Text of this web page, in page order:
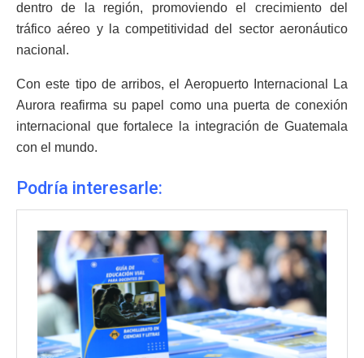
dentro de la región, promoviendo el crecimiento del
tráfico aéreo y la competitividad del sector aeronáutico
nacional.
Con este tipo de arribos, el Aeropuerto Internacional La
Aurora reafirma su papel como una puerta de conexión
internacional que fortalece la integración de Guatemala
con el mundo.
Podría interesarle: